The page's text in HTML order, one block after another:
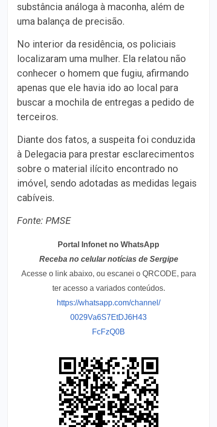
substância análoga à maconha, além de
uma balança de precisão.
No interior da residência, os policiais
localizaram uma mulher. Ela relatou não
conhecer o homem que fugiu, afirmando
apenas que ele havia ido ao local para
buscar a mochila de entregas a pedido de
terceiros.
Diante dos fatos, a suspeita foi conduzida
à Delegacia para prestar esclarecimentos
sobre o material ilícito encontrado no
imóvel, sendo adotadas as medidas legais
cabíveis.
Fonte: PMSE
Portal Infonet no WhatsApp
Receba no celular notícias de Sergipe
Acesse o link abaixo, ou escanei o QRCODE, para
ter acesso a variados conteúdos.
https://whatsapp.com/channel/
0029Va6S7EtDJ6H43
FcFzQ0B